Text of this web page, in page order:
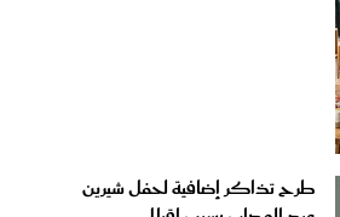
طرح تذاكر إضافية لحفل شيرين